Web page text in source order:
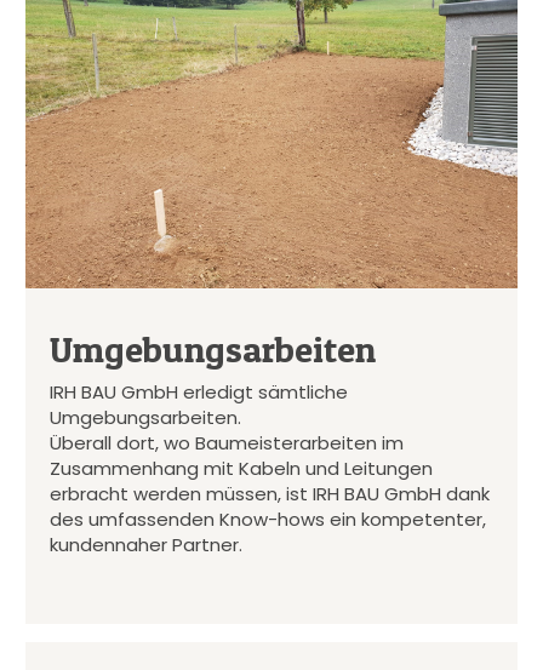
Umgebungsarbeiten
IRH BAU GmbH erledigt sämtliche
Umgebungsarbeiten.
Überall dort, wo Baumeisterarbeiten im
Zusammenhang mit Kabeln und Leitungen
erbracht werden müssen, ist IRH BAU GmbH dank
des umfassenden Know-hows ein kompetenter,
kundennaher Partner.